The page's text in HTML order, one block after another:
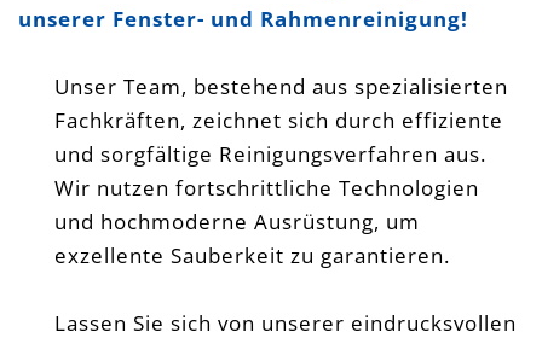
unserer Fenster- und Rahmenreinigung!
Unser Team, bestehend aus spezialisierten
Fachkräften, zeichnet sich durch effiziente
und sorgfältige Reinigungsverfahren aus.
Wir nutzen fortschrittliche Technologien
und hochmoderne Ausrüstung, um
exzellente Sauberkeit zu garantieren.
Lassen Sie sich von unserer eindrucksvollen